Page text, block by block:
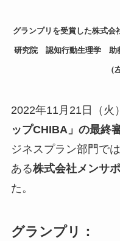
グランプリを受賞した株式
研究院 認知行動生理学 助
（
2022年11月21日（火
ップCHIBA」の最終
ジネスプラン部門で
ある株式会社メンサポ
た。
グランプリ：